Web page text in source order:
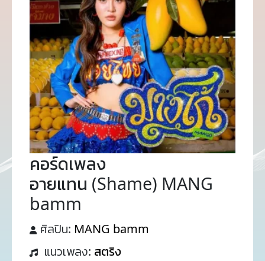
คอร์ดเพลง
อายแทน (Shame) MANG
bamm
ศิลปิน: MANG bamm
แนวเพลง: สตริง